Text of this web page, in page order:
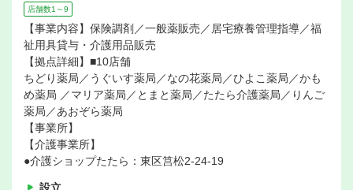
店舗数1～9
【事業内容】保険調剤／一般薬販売／居宅療養管理指導／福
祉用具貸与・介護用品販売
【拠点詳細】■10店舗
ちどり薬局／うぐいす薬局／なの花薬局／ひよこ薬局／かも
め薬局 ／マリア薬局／とまと薬局／たたら介護薬局／りんご
薬局／あおぞら薬局
【事業所】
【介護事業所】
●介護ショップたたら：東区筥松2-24-19